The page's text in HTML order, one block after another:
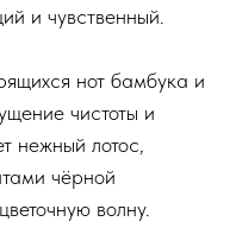
и чувственный.
нот бамбука и
чистоты и
нежный лотос,
чёрной
волну.